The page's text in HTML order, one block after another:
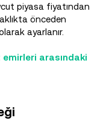
piyasa fiyatından
önceden
ayarlanır.
arasındaki